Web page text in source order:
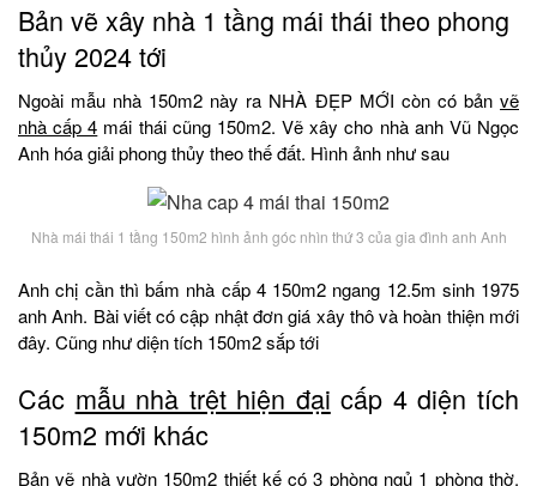
Bản vẽ xây nhà 1 tầng mái thái theo phong
thủy 2024 tới
Ngoài mẫu nhà 150m2 này ra NHÀ ĐẸP MỚI còn có bản vẽ
nhà cấp 4 mái thái cũng 150m2. Vẽ xây cho nhà anh Vũ Ngọc
Anh hóa giải phong thủy theo thế đất. Hình ảnh như sau
Nhà mái thái 1 tầng 150m2 hình ảnh góc nhìn thứ 3 của gia đình anh Anh
Anh chị cần thì bấm nhà cấp 4 150m2 ngang 12.5m sinh 1975
anh Anh. Bài viết có cập nhật đơn giá xây thô và hoàn thiện mới
đây. Cũng như diện tích 150m2 sắp tới
Các mẫu nhà trệt hiện đại cấp 4 diện tích
150m2 mới khác
Bản vẽ nhà vườn 150m2 thiết kế có 3 phòng ngủ 1 phòng thờ.